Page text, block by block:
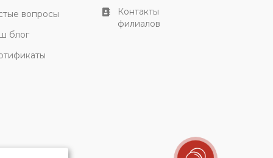
вопросы
блог
Контакты
филиалов